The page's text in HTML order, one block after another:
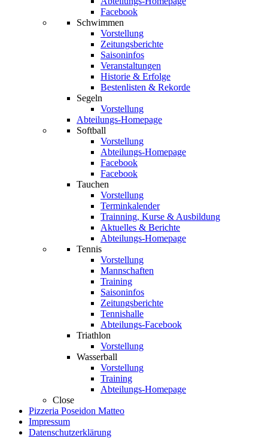
Facebook
Schwimmen
Vorstellung
Zeitungsberichte
Saisoninfos
Veranstaltungen
Historie & Erfolge
Bestenlisten & Rekorde
Segeln
Vorstellung
Abteilungs-Homepage
Softball
Vorstellung
Abteilungs-Homepage
Facebook
Facebook
Tauchen
Vorstellung
Terminkalender
Trainning, Kurse & Ausbildung
Aktuelles & Berichte
Abteilungs-Homepage
Tennis
Vorstellung
Mannschaften
Training
Saisoninfos
Zeitungsberichte
Tennishalle
Abteilungs-Facebook
Triathlon
Vorstellung
Wasserball
Vorstellung
Training
Abteilungs-Homepage
Close
Pizzeria Poseidon Matteo
Impressum
Datenschutzerklärung